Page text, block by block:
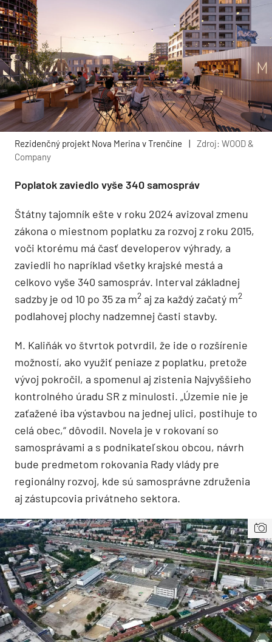
Rezidenčný projekt Nova Merina v Trenčíne |
Zdroj: WOOD &
Company
Poplatok zaviedlo vyše 340 samospráv
Štátny tajomník ešte v roku 2024 avizoval zmenu
zákona o miestnom poplatku za rozvoj z roku 2015,
voči ktorému má časť developerov výhrady, a
zaviedli ho napríklad všetky krajské mestá a
celkovo vyše 340 samospráv. Interval základnej
sadzby je od 10 po 35 za m2 aj za každý začatý m2
podlahovej plochy nadzemnej časti stavby.
M. Kaliňák vo štvrtok potvrdil, že ide o rozšírenie
možností, ako využiť peniaze z poplatku, pretože
vývoj pokročil, a spomenul aj zistenia Najvyššieho
kontrolného úradu SR z minulosti. „Územie nie je
zaťažené iba výstavbou na jednej ulici, postihuje to
celá obec,“ dôvodil. Novela je v rokovaní so
samosprávami a s podnikateľskou obcou, návrh
bude predmetom rokovania Rady vlády pre
regionálny rozvoj, kde sú samosprávne združenia
aj zástupcovia privátneho sektora.